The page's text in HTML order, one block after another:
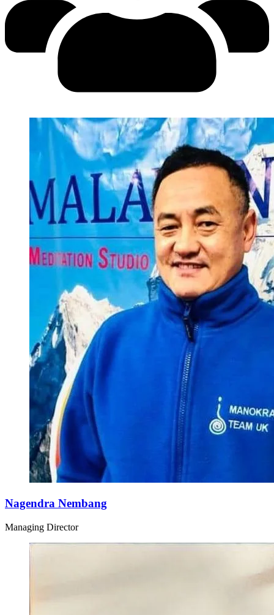
Nagendra Nembang
Managing Director